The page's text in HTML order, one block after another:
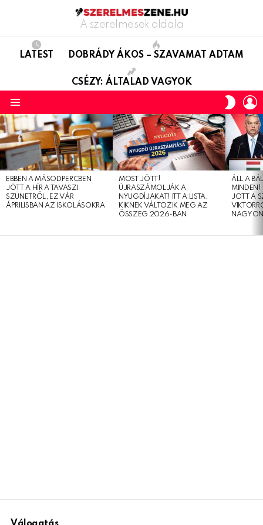
A szerelmesek oldala
LATEST DOBRÁDY ÁKOS – SZAVAMAT ADTAM
CSÉZY: ÁLTALAD VAGYOK
SKIN
LATEST
STORIES
EBBEN A MÁSODPERCBEN
JÖTT A HÍR A TAVASZI
SZÜNETRŐL, EZ VÁR
ÁPRILISBAN AZ ISKOLÁSOKRA
MOST JÖTT!
ÚJRASZÁMOLJÁK A
NYUGDÍJAKAT! ITT A LISTA,
KIKNEK VÁLTOZIK MEG AZ
ÖSSZEG 2026-BAN
ÁLL A
MINDEN!
JÖTT A